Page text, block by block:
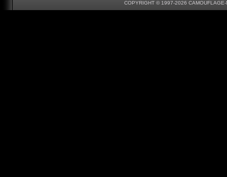
COPYRIGHT © 1997-2026 CAMOUFLAGE-